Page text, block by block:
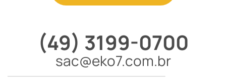
(49) 3199-0700
sac@eko7.com.br